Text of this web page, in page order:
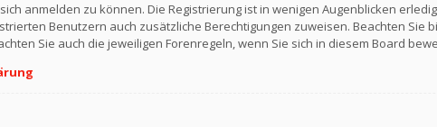
anmelden zu können. Die Registrierung ist in wenigen Augenblicken
Benutzern auch zusätzliche Berechtigungen zuweisen. Beachten
Sie auch die jeweiligen Forenregeln, wenn Sie sich in diesem Board